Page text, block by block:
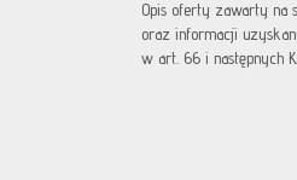
Opis oferty zawarty na
oraz informacji
w art. 66 i następnych